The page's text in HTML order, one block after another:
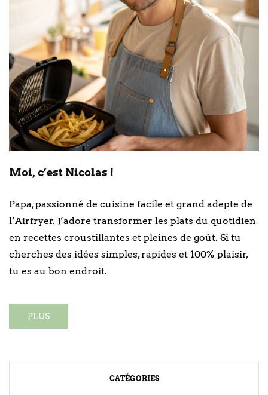
Moi, c’est Nicolas !
Papa, passionné de cuisine facile et grand adepte de
l’Airfryer. J’adore transformer les plats du quotidien
en recettes croustillantes et pleines de goût. Si tu
cherches des idées simples, rapides et 100% plaisir,
tu es au bon endroit.
PLUS
CATÉGORIES